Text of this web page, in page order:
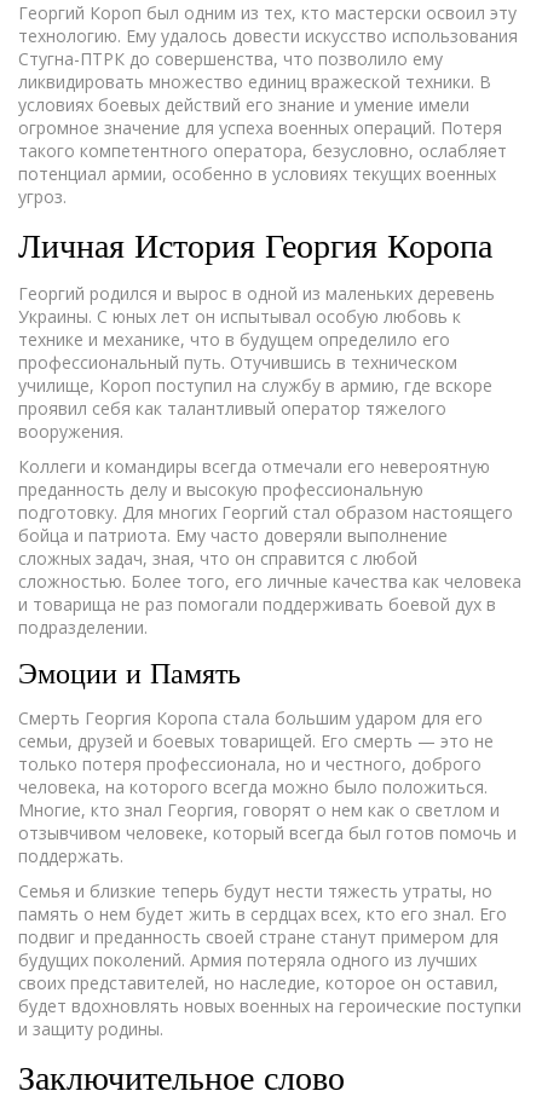
Георгий Короп был одним из тех, кто мастерски освоил эту
технологию. Ему удалось довести искусство использования
Стугна-ПТРК до совершенства, что позволило ему
ликвидировать множество единиц вражеской техники. В
условиях боевых действий его знание и умение имели
огромное значение для успеха военных операций. Потеря
такого компетентного оператора, безусловно, ослабляет
потенциал армии, особенно в условиях текущих военных
угроз.
Личная История Георгия Коропа
Георгий родился и вырос в одной из маленьких деревень
Украины. С юных лет он испытывал особую любовь к
технике и механике, что в будущем определило его
профессиональный путь. Отучившись в техническом
училище, Короп поступил на службу в армию, где вскоре
проявил себя как талантливый оператор тяжелого
вооружения.
Коллеги и командиры всегда отмечали его невероятную
преданность делу и высокую профессиональную
подготовку. Для многих Георгий стал образом настоящего
бойца и патриота. Ему часто доверяли выполнение
сложных задач, зная, что он справится с любой
сложностью. Более того, его личные качества как человека
и товарища не раз помогали поддерживать боевой дух в
подразделении.
Эмоции и Память
Смерть Георгия Коропа стала большим ударом для его
семьи, друзей и боевых товарищей. Его смерть — это не
только потеря профессионала, но и честного, доброго
человека, на которого всегда можно было положиться.
Многие, кто знал Георгия, говорят о нем как о светлом и
отзывчивом человеке, который всегда был готов помочь и
поддержать.
Семья и близкие теперь будут нести тяжесть утраты, но
память о нем будет жить в сердцах всех, кто его знал. Его
подвиг и преданность своей стране станут примером для
будущих поколений. Армия потеряла одного из лучших
своих представителей, но наследие, которое он оставил,
будет вдохновлять новых военных на героические поступки
и защиту родины.
Заключительное слово